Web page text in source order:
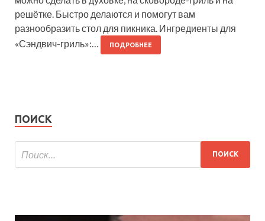
решётке. Быстро делаются и помогут вам
разнообразить стол для пикника. Ингредиенты для
«Сэндвич-гриль»:…
ПОДРОБНЕЕ
ПОИСК